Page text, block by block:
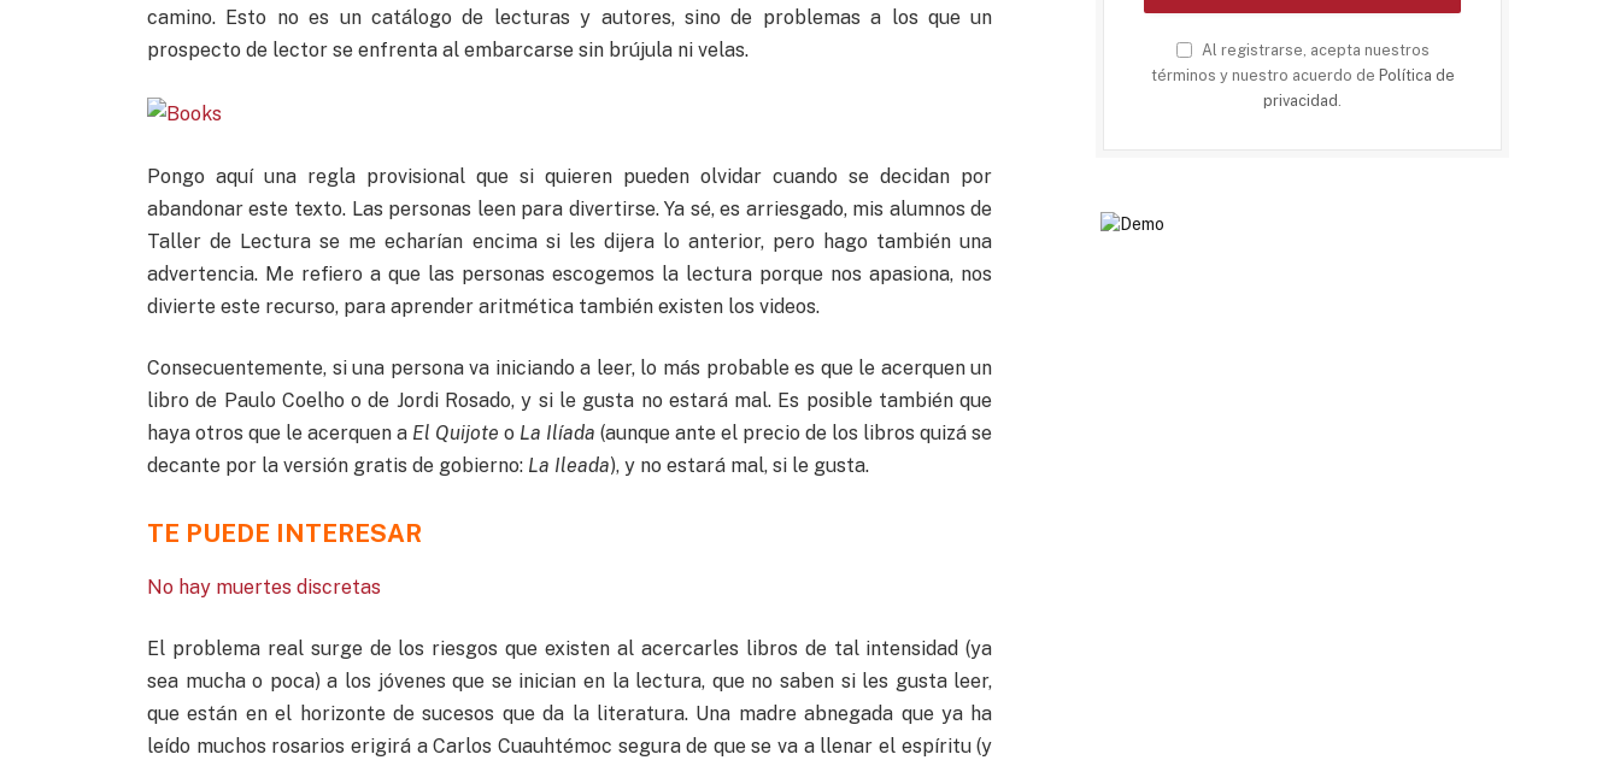
camino. Esto no es un catálogo de lecturas y autores, sino de problemas a los que un
prospecto de lector se enfrenta al embarcarse sin brújula ni velas.
Pongo aquí una regla provisional que si quieren pueden olvidar cuando se decidan por
abandonar este texto. Las personas leen para divertirse. Ya sé, es arriesgado, mis alumnos de
Taller de Lectura se me echarían encima si les dijera lo anterior, pero hago también una
advertencia. Me refiero a que las personas escogemos la lectura porque nos apasiona, nos
divierte este recurso, para aprender aritmética también existen los videos.
Consecuentemente, si una persona va iniciando a leer, lo más probable es que le acerquen un
libro de Paulo Coelho o de Jordi Rosado, y si le gusta no estará mal. Es posible también que
haya otros que le acerquen a El Quijote o La Ilíada (aunque ante el precio de los libros quizá se
decante por la versión gratis de gobierno: La Ileada), y no estará mal, si le gusta.
TE PUEDE INTERESAR
No hay muertes discretas
El problema real surge de los riesgos que existen al acercarles libros de tal intensidad (ya
sea mucha o poca) a los jóvenes que se inician en la lectura, que no saben si les gusta leer,
que están en el horizonte de sucesos que da la literatura. Una madre abnegada que ya ha
leído muchos rosarios erigirá a Carlos Cuauhtémoc segura de que se va a llenar el espíritu (y
Al registrarse, acepta nuestros
términos y nuestro acuerdo de Política de
privacidad